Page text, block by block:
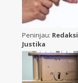
Peninjau: Redaksi
Justika